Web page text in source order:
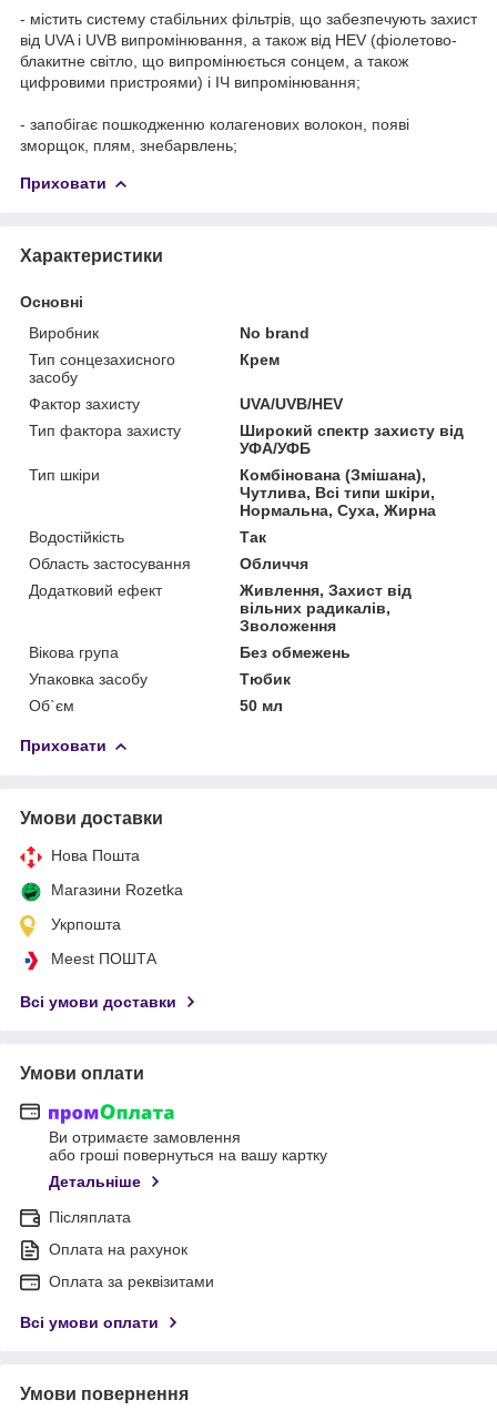
- містить систему стабільних фільтрів, що забезпечують захист
від UVA і UVB випромінювання, а також від HEV (фіолетово-
блакитне світло, що випромінюється сонцем, а також
цифровими пристроями) і ІЧ випромінювання;
- запобігає пошкодженню колагенових волокон, появі
зморщок, плям, знебарвлень;
Приховати
Характеристики
Основні
Виробник
No brand
Тип сонцезахисного
засобу
Крем
Фактор захисту
UVA/UVB/HEV
Тип фактора захисту
Широкий спектр захисту від
УФА/УФБ
Тип шкіри
Комбінована (Змішана),
Чутлива, Всі типи шкіри,
Нормальна, Суха, Жирна
Водостійкість
Так
Область застосування
Обличчя
Додатковий ефект
Живлення, Захист від
вільних радикалів,
Зволоження
Вікова група
Без обмежень
Упаковка засобу
Тюбик
Об`єм
50 мл
Приховати
Умови доставки
Нова Пошта
Магазини Rozetka
Укрпошта
Meest ПОШТА
Всі умови доставки
Умови оплати
Ви отримаєте замовлення
або гроші повернуться на вашу картку
Детальніше
Післяплата
Оплата на рахунок
Оплата за реквізитами
Всі умови оплати
Умови повернення